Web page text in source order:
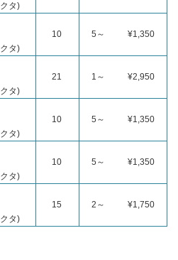
タ)
タ)
10 5～ ¥1,350
タ)
21 1～ ¥2,950
タ)
10 5～ ¥1,350
タ)
10 5～ ¥1,350
タ)
15 2～ ¥1,750